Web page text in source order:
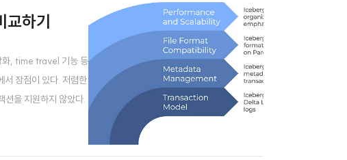
하기
화, time travel 기능 등
서 장점이 있다. 저렴한
을 지원하지 않았다.